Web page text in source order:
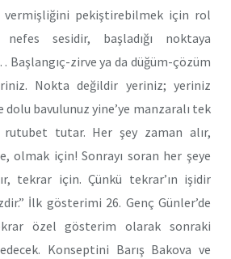
vermişliğini pekiştirebilmek için rol
nefes sesidir, başladığı noktaya
zirve ya da düğüm-çözüm
Nokta değildir yeriniz; yeriniz
dolu bavulunuz yine’ye manzaralı tek
rutubet tutar. Her şey zaman alır,
olmak için! Sonrayı soran her şeye
tekrar için. Çünkü tekrar’ın işidir
İlk gösterimi 26. Genç Günler’de
özel gösterim olarak sonraki
Konseptini Barış Bakova ve